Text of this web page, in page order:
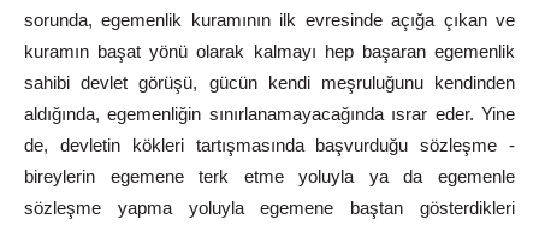
sorunda, egemenlik kuramının ilk evresinde açığa çıkan ve
kuramın başat yönü olarak kalmayı hep başaran egemenlik
sahibi devlet görüşü, gücün kendi meşruluğunu kendinden
aldığında, egemenliğin sınırlanamayacağında ısrar eder. Yine
de, devletin kökleri tartışmasında başvurduğu sözleşme -
bireylerin egemene terk
etme yoluyla ya da
egemenle
sözleşme
yapma yoluyla egemene baştan gösterdikleri